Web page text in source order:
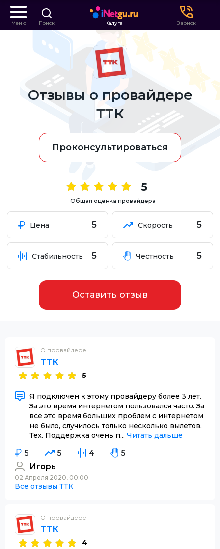
Меню Поиск Калуга Звонок
Отзывы о провайдере
ТТК
Проконсультироваться
Оставить отзыв
Цена 5 Скорость 5
Стабильность 5 Честность 5
5
Общая оценка провайдера
О провайдере
ТТК
5
Я подключен к этому провайдеру более 3 лет.
За это время интернетом пользовался часто. За
все это время больших проблем с интернетом
не было, случилось только несколько вылетов.
Тех. Поддержка очень п... Читать дальше
5 5 4
5
Игорь
02 Апреля 2020, 00:00
Все отзывы ТТК
О провайдере
ТТК
4